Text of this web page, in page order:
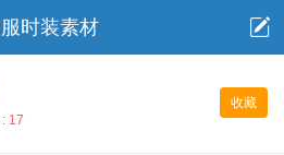
时装素材
收藏
17